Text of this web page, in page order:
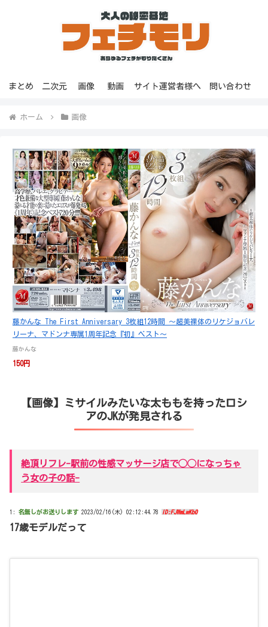
まとめ 二次元 画像 動画 サイト運営者様へ 問い合わせ
ホーム 画像
藤かんな The First Anniversary 3枚組12時間 ～超美裸体のリケジョバレ
リーナ、マドンナ専属1周年記念『初』ベスト～
藤かんな
150円
【画像】ミサイルみたいな太ももを持ったロシ
アのJKが発見される
絶頂リフレ-駅前の性感マッサージ店で◯◯になっちゃ
う女の子の話-
1: 名無しがお送りします 2023/02/16(木) 02:12:44.78 ID:FJWmLwKb0
17歳モデルだって